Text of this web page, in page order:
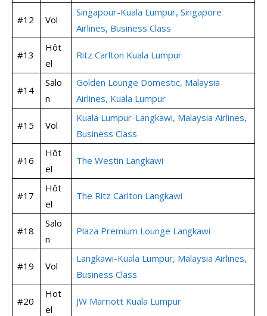
#12 Vol
Singapour-Kuala Lumpur, Singapore
Airlines, Business Class
#13
Hôt
el
Ritz Carlton Kuala Lumpur
#14
Salo
n
Golden Lounge Domestic, Malaysia
Airlines, Kuala Lumpur
#15 Vol
Kuala Lumpur-Langkawi, Malaysia Airlines,
Business Class
#16
Hôt
el
The Westin Langkawi
#17
Hôt
el
The Ritz Carlton Langkawi
#18
Salo
n
Plaza Premium Lounge Langkawi
#19 Vol
Langkawi-Kuala Lumpur, Malaysia Airlines,
Business Class
#20
Hot
el
JW Marriott Kuala Lumpur